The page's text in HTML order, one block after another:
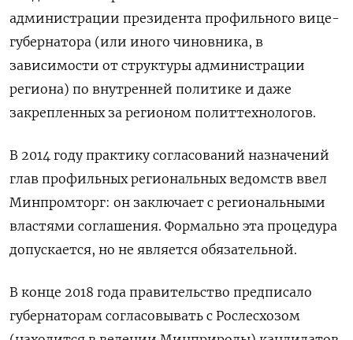
администрации президента профильного вице-
губернатора (или иного чиновника, в
зависимости от структуры администрации
региона) по внутренней политике и даже
закрепленных за регионом политтехнологов.
В 2014 году практику согласований назначений
глав профильных региональных ведомств ввел
Минпромторг: он заключает с региональными
властями соглашения. Формально эта процедура
допускается, но не является обязательной.
В конце 2018 года правительство предписало
губернаторам согласовывать с Рослесхозом